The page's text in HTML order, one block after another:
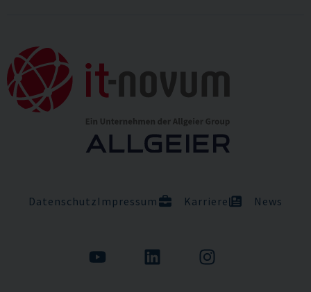
Datenschutz Impressum Karriere News